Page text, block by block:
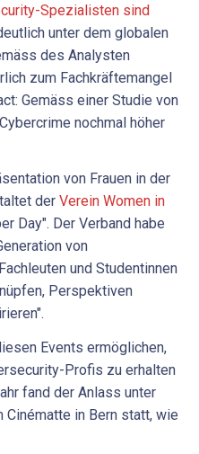
Spezialisten sind
unter dem globalen
des Analysten
zum Fachkräftemangel
Gemäss einer Studie von
nochmal höher
von Frauen in der
der Verein Women in
Day". Der Verband habe
von
und Studentinnen
Perspektiven
Events ermöglichen,
Profis zu erhalten
fand der Anlass unter
Cinématte in Bern statt, wie